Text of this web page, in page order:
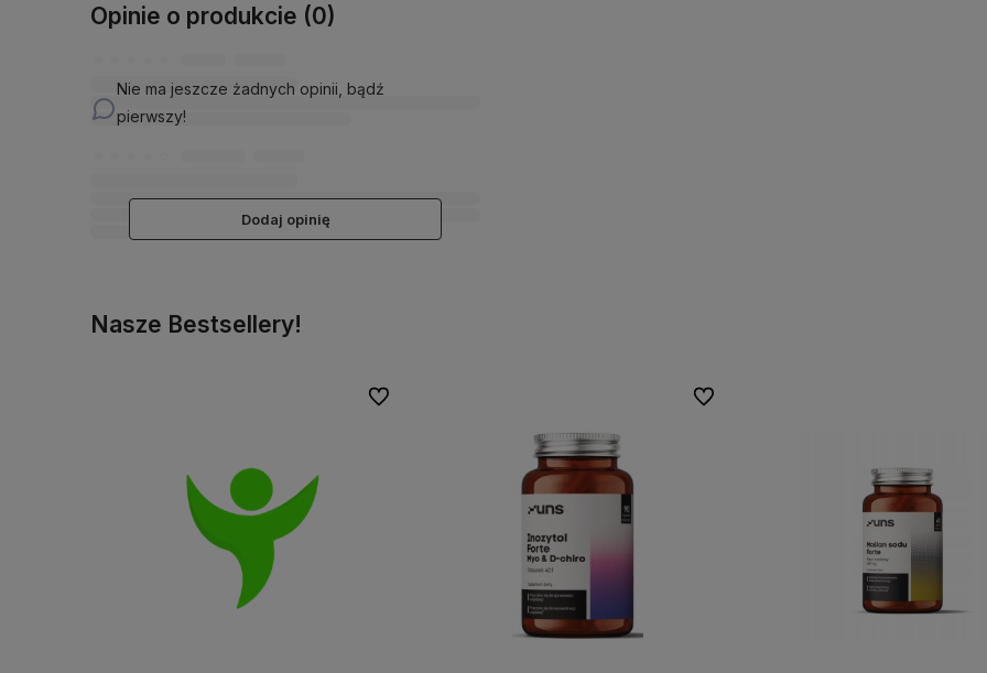
Opinie o produkcie (0)
Nie ma jeszcze żadnych opinii, bądź
pierwszy!
Dodaj opinię
Nasze Bestsellery!
Do ulubionych Do ulubionych